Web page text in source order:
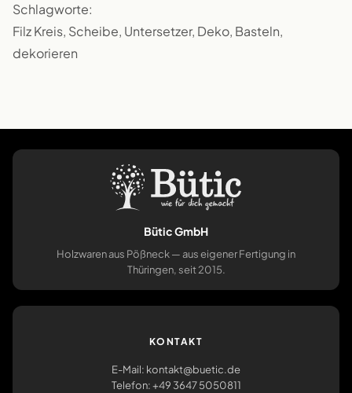
Schlagworte:
Filz Kreis, Scheibe, Untersetzer, Deko, Basteln,
dekorieren
Bütic GmbH
Holzwaren aus Pößneck — aus eigener Fertigung in
Thüringen, seit 2015.
KONTAKT
E-Mail: kontakt@buetic.de
Telefon: +49 3647 5050811